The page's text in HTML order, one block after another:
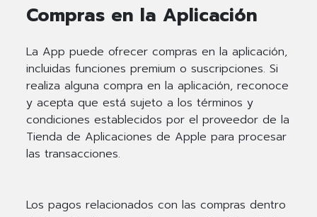
Compras en la Aplicación
La App puede ofrecer compras en la aplicación,
incluidas funciones premium o suscripciones. Si
realiza alguna compra en la aplicación, reconoce
y acepta que está sujeto a los términos y
condiciones establecidos por el proveedor de la
Tienda de Aplicaciones de Apple para procesar
las transacciones.
Los pagos relacionados con las compras dentro